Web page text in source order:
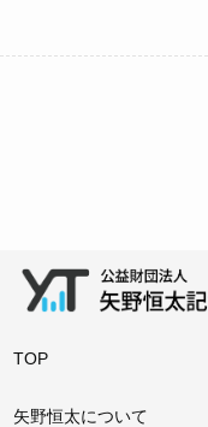
TOP
矢野恒太について